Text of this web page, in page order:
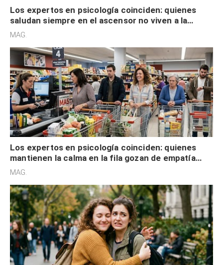
Los expertos en psicología coinciden: quienes
saludan siempre en el ascensor no viven a la
defensiva y tienen apertura social
MAG.
Los expertos en psicología coinciden: quienes
mantienen la calma en la fila gozan de empatía
cognitiva, gratitud y no solo tienen autocontrol
MAG.